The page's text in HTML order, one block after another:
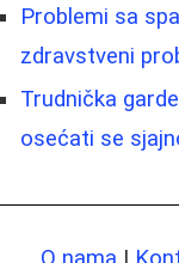
Problemi sa
zdravstveni
Trudnička
osećati se